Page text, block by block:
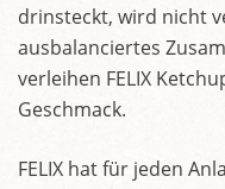
drinsteckt, wird nicht
ausbalanciertes
verleihen FELIX
Geschmack.
FELIX hat für jeden